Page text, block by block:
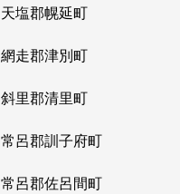
天塩郡幌延町
網走郡津別町
斜里郡清里町
常呂郡訓子府町
常呂郡佐呂間町